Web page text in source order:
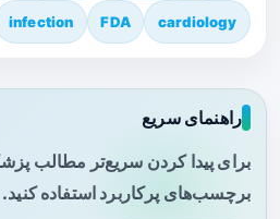
cardiology
FDA
infection
راهنمای سریع
برای پیدا کردن سریع‌تر مطالب
برچسب‌های پرکاربرد استفاده کنید.